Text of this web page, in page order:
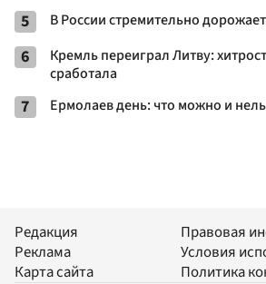
5 В России стремительно
6
Кремль переиграл Литву:
сработала
7 Ермолаев день: что можно и
Редакция
Реклама
Карта сайта
Правовая
Условия
Политика